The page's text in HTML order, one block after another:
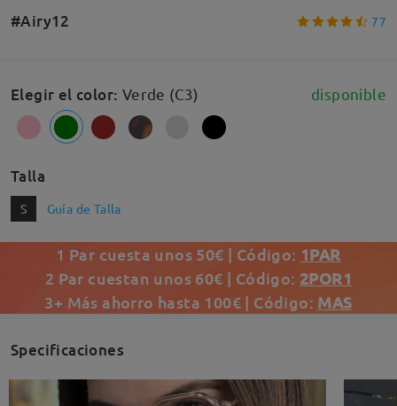
#Airy12 77
Elegir el color: Verde (C3) disponible
Talla
S Guía de Talla
1 Par cuesta unos 50€ | Código: 1PAR
2 Par cuestan unos 60€ | Código: 2POR1
3+ Más ahorro hasta 100€ | Código: MAS
Specificaciones